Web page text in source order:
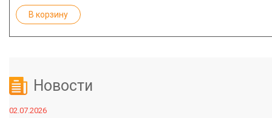
Новости
02.07.2026
В корзину